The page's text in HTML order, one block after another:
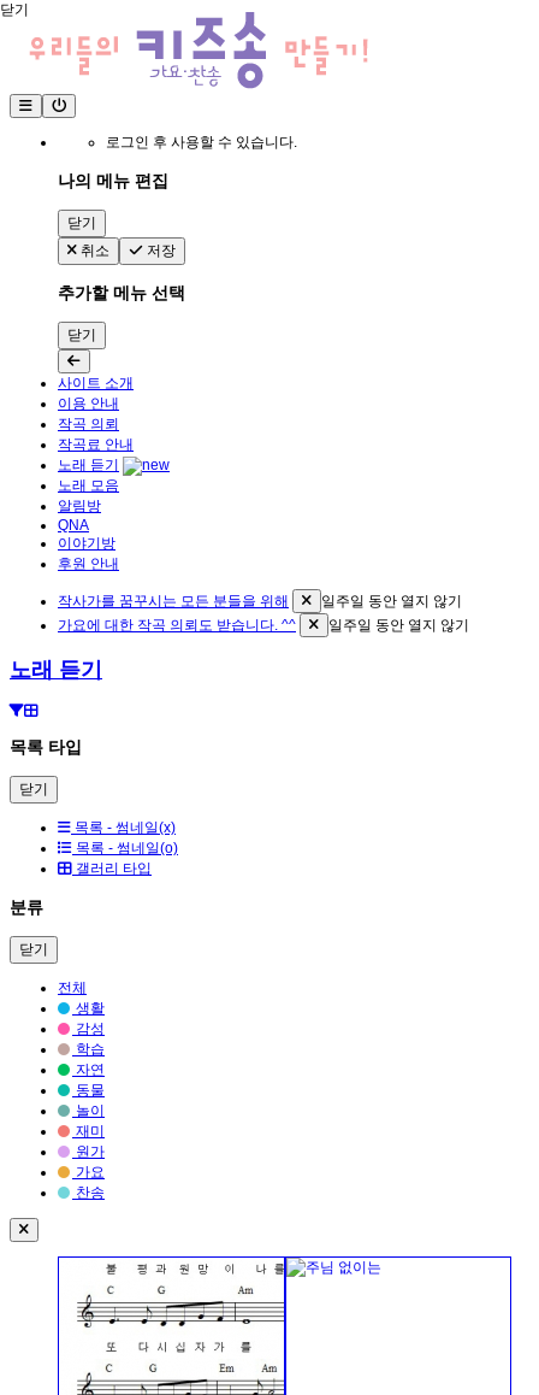
로그인 후 사용할 수 있습니다.
나의 메뉴 편집
닫기
취소
저장
추가할 메뉴 선택
닫기
사이트 소개
이용 안내
작곡 의뢰
작곡료 안내
노래 듣기
노래 모음
알림방
QNA
이야기방
후원 안내
작사가를 꿈꾸시는 모든 분들을 위해
일주일 동안 열지 않기
가요에 대한 작곡 의뢰도 받습니다. ^^
일주일 동안 열지 않기
노래 듣기
목록 타입
닫기
목록 - 썸네일(x)
목록 - 썸네일(o)
갤러리 타입
분류
닫기
전체
생활
감성
학습
자연
동물
놀이
재미
원가
가요
찬송
닫기